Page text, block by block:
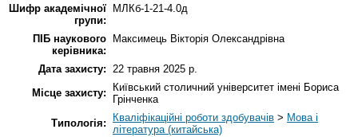
Шифр академічної
групи:
МЛКб-1-21-4.0д
ПІБ наукового
керівника:
Максимець Вікторія Олександрівна
Дата захисту: 22 травня 2025 р.
Місце захисту:
Київський столичний університет імені Бориса
Грінченка
Типологія:
Кваліфікаційні роботи здобувачів > Мова і
література (китайська)